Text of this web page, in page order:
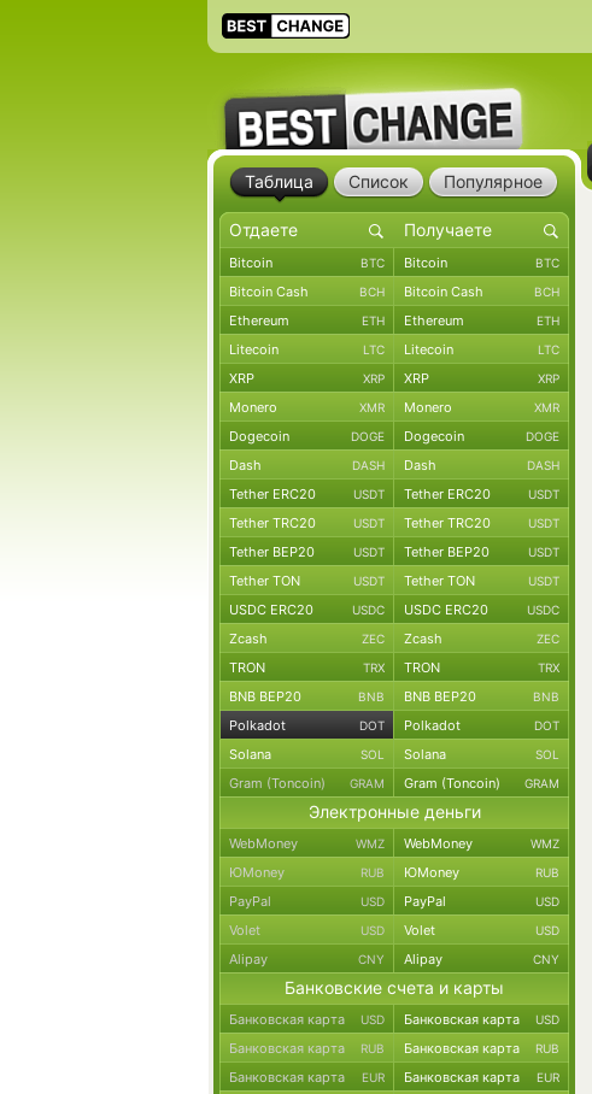
Таблица Список Популярное
Bitcoin BTC Bitcoin BTC
Bitcoin Cash BCH Bitcoin Cash BCH
Ethereum ETH Ethereum ETH
Litecoin LTC Litecoin LTC
XRP XRP XRP XRP
Monero XMR Monero XMR
Dogecoin DOGE Dogecoin DOGE
Dash DASH Dash DASH
Tether ERC20 USDT Tether ERC20 USDT
Tether TRC20 USDT Tether TRC20 USDT
Tether BEP20 USDT Tether BEP20 USDT
Tether TON USDT Tether TON USDT
USDC ERC20 USDC USDC ERC20 USDC
Zcash ZEC Zcash ZEC
TRON TRX TRON TRX
BNB BEP20 BNB BNB BEP20 BNB
Polkadot DOT Polkadot DOT
Solana SOL Solana SOL
Gram (Toncoin) GRAM Gram (Toncoin) GRAM
Электронные деньги
WebMoney WMZ WebMoney WMZ
ЮMoney RUB ЮMoney RUB
PayPal USD PayPal USD
Volet USD Volet USD
Alipay CNY Alipay CNY
Банковские счета и карты
Банковская карта USD Банковская карта USD
Банковская карта RUB Банковская карта RUB
Банковская карта EUR Банковская карта EUR